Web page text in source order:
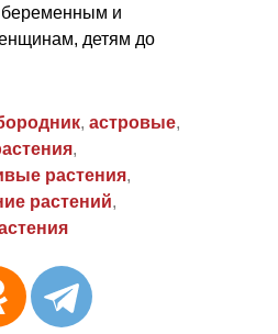
беременным и
детям до
, астровые,
,
растения,
растений,